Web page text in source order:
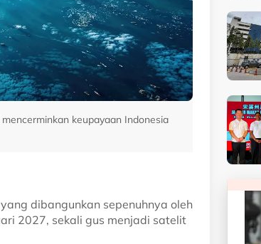
keupayaan Indonesia
dibangunkan sepenuhnya oleh
2027, sekali gus menjadi satelit